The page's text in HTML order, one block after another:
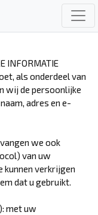
INFORMATIE
als onderdeel van
wij de persoonlijke
adres en e-
we ook
van uw
verkrijgen
dat u gebruikt.
met uw